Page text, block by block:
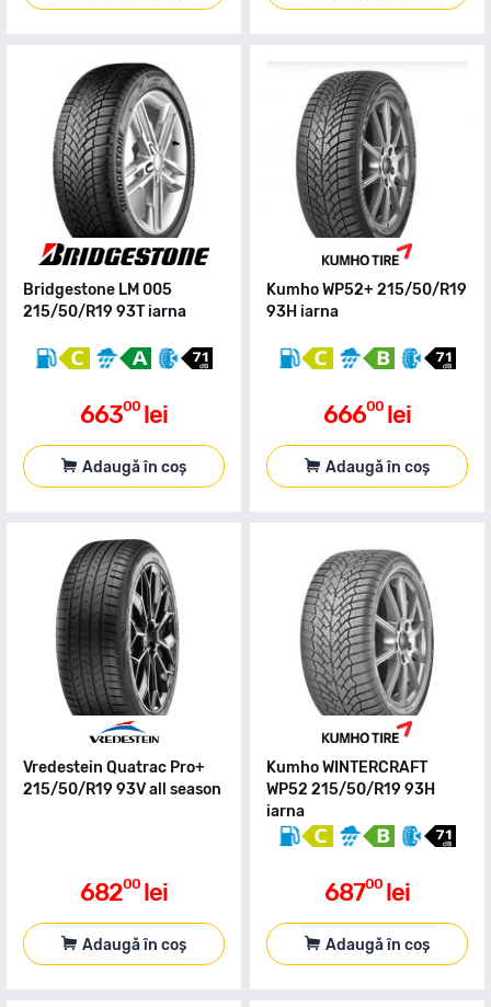
Bridgestone LM 005
215/50/R19 93T iarna
66300 lei
Adaugă în coș
Kumho WP52+ 215/50/R19
93H iarna
66600 lei
Adaugă în coș
Vredestein Quatrac Pro+
215/50/R19 93V all season
68200 lei
Adaugă în coș
Kumho WINTERCRAFT
WP52 215/50/R19 93H
iarna
68700 lei
Adaugă în coș